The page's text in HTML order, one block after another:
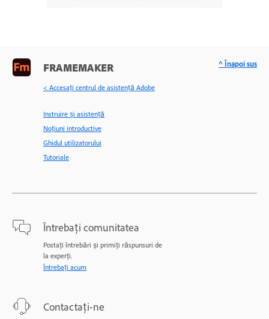
FRAMEMAKER
< Accesaţi centrul de asistenţă Adobe
Instruire și asistență
Noțiuni introductive
Ghidul utilizatorului
Tutoriale
Întrebați comunitatea
Postați întrebări și primiți răspunsuri de
la experți.
Întrebați acum
Contactați-ne
^ Înapoi sus